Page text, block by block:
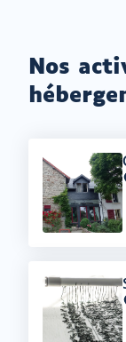
Nos
:
:
:
: